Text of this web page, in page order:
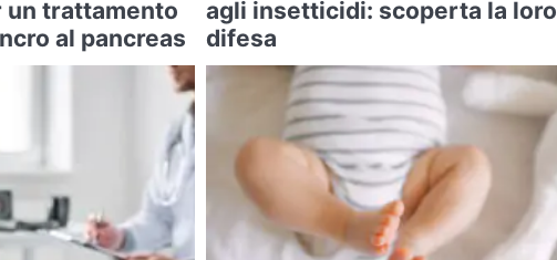
un trattamento
al pancreas
agli insetticidi: scoperta la loro
difesa